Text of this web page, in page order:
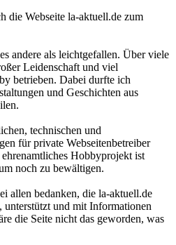
die Webseite la-aktuell.de zum
andere als leichtgefallen. Über viele
Leidenschaft und viel
betrieben. Dabei durfte ich
und Geschichten aus
technischen und
für private Webseitenbetreiber
Hobbyprojekt ist
noch zu bewältigen.
allen bedanken, die la-aktuell.de
unterstützt und mit Informationen
die Seite nicht das geworden, was